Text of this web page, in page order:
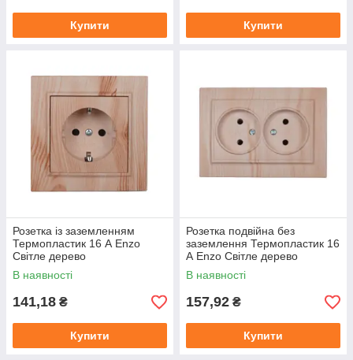
Купити Купити
Розетка із заземленням
Термопластик 16 А Enzo
Світле дерево
В наявності
141,18 ₴
Купити
Розетка подвійна без
заземлення Термопластик 16
А Enzo Світле дерево
В наявності
157,92 ₴
Купити